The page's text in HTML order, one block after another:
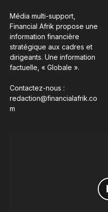
Média multi-support,
Financial Afrik propose une
information financière
stratégique aux cadres et
dirigeants. Une information
factuelle, « Globale ».
Contactez-nous :
redaction@financialafrik.co
m